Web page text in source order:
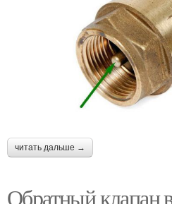
читать дальше →
Обратный клапан